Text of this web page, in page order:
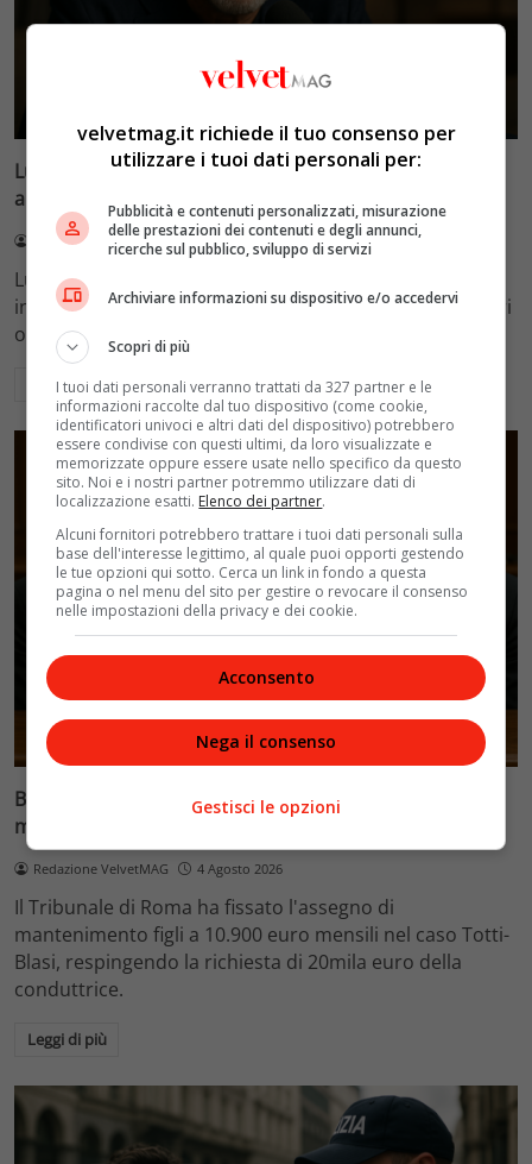
Luca Barbareschi si racconta: amori travolgenti,
autodistruzione e il difficile rapporto con la paternità
Redazione VelvetMAG 4 Agosto 2026
Luca Barbareschi si racconta a 70 anni in un'intervista
intima: rivela otto relazioni contemporanee, tre ricoveri
ospedalieri e il suo difficile rapporto con la paternità
Leggi di più
Glamour & Gossip
Blasi vs Totti: il giudice riduce l’assegno di
mantenimento a 10.900 euro
Redazione VelvetMAG 4 Agosto 2026
Il Tribunale di Roma ha fissato l'assegno di
mantenimento figli a 10.900 euro mensili nel caso Totti-
Blasi, respingendo la richiesta di 20mila euro della
conduttrice.
Leggi di più
velvetmag.it richiede il tuo consenso per
utilizzare i tuoi dati personali per:
Pubblicità e contenuti personalizzati, misurazione
delle prestazioni dei contenuti e degli annunci,
ricerche sul pubblico, sviluppo di servizi
Archiviare informazioni su dispositivo e/o accedervi
Scopri di più
I tuoi dati personali verranno trattati da 327 partner e le
informazioni raccolte dal tuo dispositivo (come cookie,
identificatori univoci e altri dati del dispositivo) potrebbero
essere condivise con questi ultimi, da loro visualizzate e
memorizzate oppure essere usate nello specifico da questo
sito. Noi e i nostri partner potremmo utilizzare dati di
localizzazione esatti. Elenco dei partner.
Alcuni fornitori potrebbero trattare i tuoi dati personali sulla
base dell'interesse legittimo, al quale puoi opporti gestendo
le tue opzioni qui sotto. Cerca un link in fondo a questa
pagina o nel menu del sito per gestire o revocare il consenso
nelle impostazioni della privacy e dei cookie.
Acconsento
Nega il consenso
Gestisci le opzioni